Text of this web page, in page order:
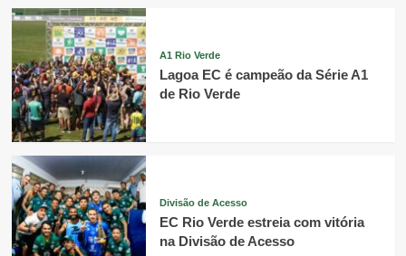
A1 Rio Verde
Lagoa EC é campeão da Série A1
de Rio Verde
Divisão de Acesso
EC Rio Verde estreia com vitória
na Divisão de Acesso